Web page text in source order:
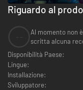
Riguardo al
Al momento non
scritta alcuna
Disponibilità Paese:
Lingue:
Installazione:
Sviluppatore: